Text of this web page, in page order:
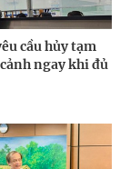
cầu hủy tạm
ngay khi đủ